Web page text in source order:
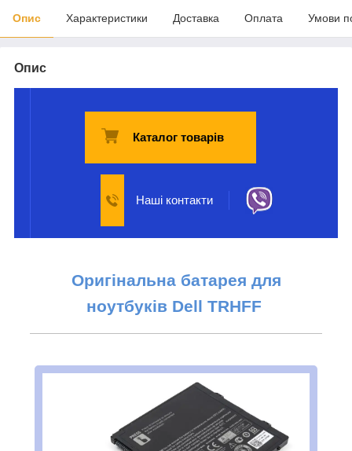
Опис Характеристики Доставка Оплата Умови
Опис
Каталог товарів
Наші контакти
Оригінальна батарея для
ноутбуків Dell TRHFF